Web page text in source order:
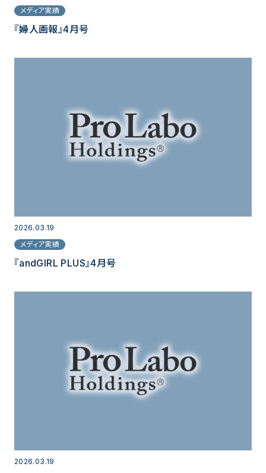
メディア実績
『婦人画報』4月号
2026.03.19
メディア実績
『andGIRL PLUS』4月号
2026.03.19